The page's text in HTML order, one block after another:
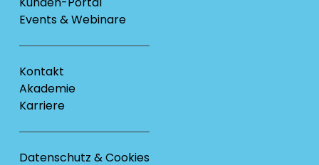
Events & Webinare
Kontakt
Akademie
Karriere
Datenschutz & Cookies